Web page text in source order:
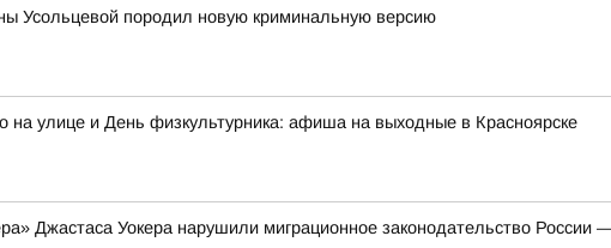
Усольцевой породил новую криминальную версию
на улице и День физкультурника: афиша на выходные в Красноярске
Джастаса Уокера нарушили миграционное законодательство